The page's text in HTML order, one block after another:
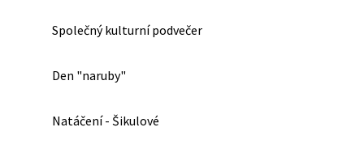
Společný kulturní podvečer
Den "naruby"
Natáčení - Šikulové